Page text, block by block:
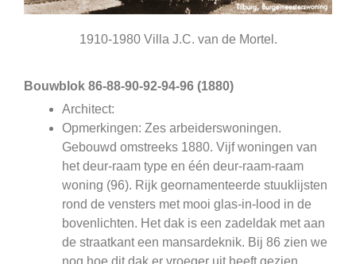
1910-1980 Villa J.C. van de Mortel.
Bouwblok 86-88-90-92-94-96 (1880)
Architect:
Opmerkingen: Zes arbeiderswoningen.
Gebouwd omstreeks 1880. Vijf woningen van
het deur-raam type en één deur-raam-raam
woning (96). Rijk geornamenteerde stuuklijsten
rond de vensters met mooi glas-in-lood in de
bovenlichten. Het dak is een zadeldak met aan
de straatkant een mansardeknik. Bij 86 zien we
nog hoe dit dak er vroeger uit heeft gezien,